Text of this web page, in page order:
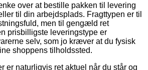
over at bestille pakken til levering
til din arbejdsplads. Fragttypen er til
men til gengæld ret
prisbilligste leveringstype er
selv, som jo kræver at du fysisk
shoppens tilholdssted.
er naturligvis ret aktuel når du står og